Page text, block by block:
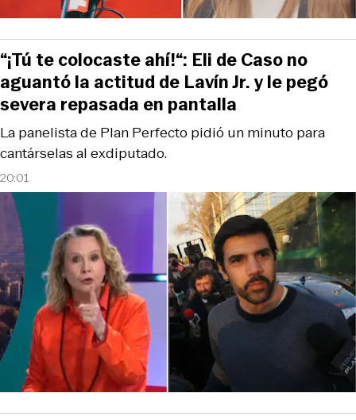
20:01
La panelista de Plan Perfecto pidió un minuto para
cantárselas al exdiputado.
“¡Tú te colocaste ahí!“: Eli de Caso no
aguantó la actitud de Lavín Jr. y le pegó
severa repasada en pantalla